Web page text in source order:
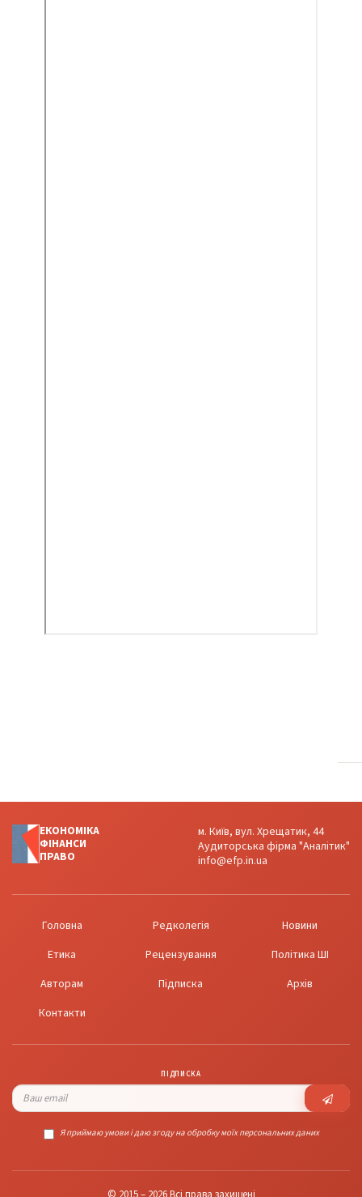
ЕКОНОМІКА
ФІНАНСИ
ПРАВО
м. Київ, вул. Хрещатик, 44
Аудиторська фірма "Аналітик"
info@efp.in.ua
Головна Редколегія
Новини
Етика
Рецензування
Політика ШІ
Авторам
Підписка
Архів
Контакти
ПІДПИСКА
Я приймаю умови і даю згоду на обробку моїх персональних даних